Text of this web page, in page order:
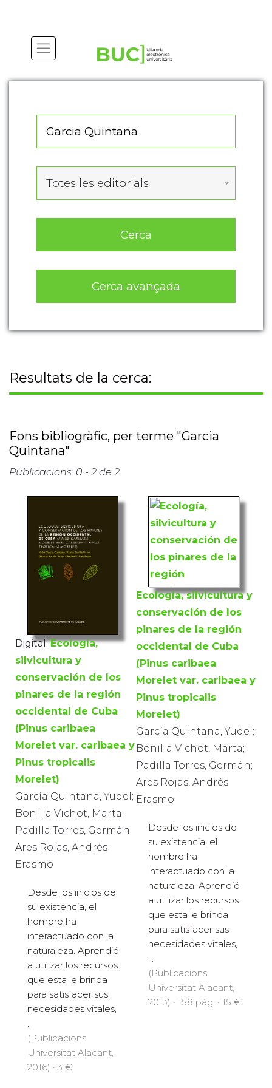
Totes les editorials
Cerca
Cerca avançada
Resultats de la cerca:
Fons bibliogràfic, per terme "Garcia
Quintana"
Publicacions: 0 - 2 de 2
Digital: Ecología,
silvicultura y
conservación de los
pinares de la región
occidental de Cuba
(Pinus caribaea
Morelet var. caribaea y
Pinus tropicalis
Morelet)
García Quintana, Yudel;
Bonilla Vichot, Marta;
Padilla Torres, Germán;
Ares Rojas, Andrés
Erasmo
Desde los inicios de
su existencia, el
hombre ha
interactuado con la
naturaleza. Aprendió
a utilizar los recursos
que esta le brinda
para satisfacer sus
necesidades vitales,
...
(Publicacions
Universitat Alacant,
2016) · 3 €
Ecología, silvicultura y
conservación de los
pinares de la región
occidental de Cuba
(Pinus caribaea
Morelet var. caribaea y
Pinus tropicalis
Morelet)
García Quintana, Yudel;
Bonilla Vichot, Marta;
Padilla Torres, Germán;
Ares Rojas, Andrés
Erasmo
Desde los inicios de
su existencia, el
hombre ha
interactuado con la
naturaleza. Aprendió
a utilizar los recursos
que esta le brinda
para satisfacer sus
necesidades vitales,
...
(Publicacions
Universitat Alacant,
2013) · 158 pàg. · 15 €